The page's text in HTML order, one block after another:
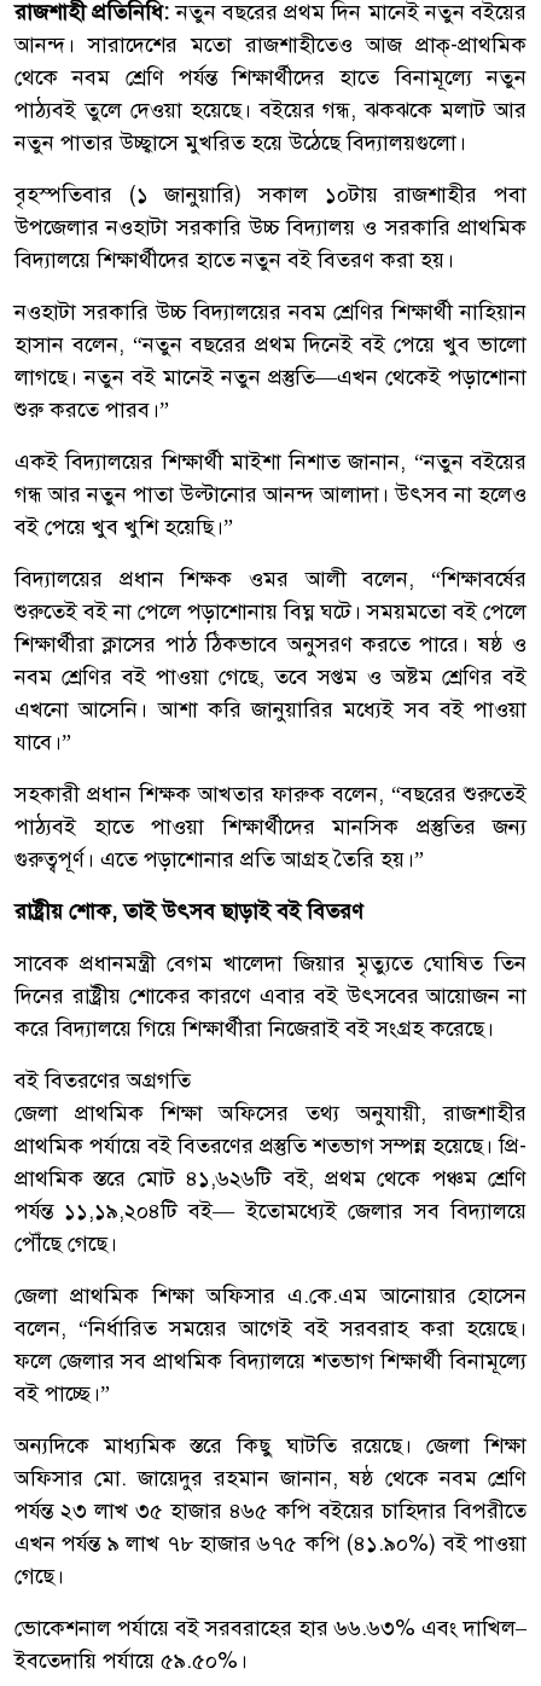
রাজশাহী প্রতিনিধি:নতুন বছরের প্রথম দিন মানেই নতুন বইয়ের
আনন্দ। সারাদেশের মতো রাজশাহীতেও আজ প্রাক্‌-প্রাথমিক
থেকে নবম শ্রেণি পর্যন্ত শিক্ষার্থীদের হাতে বিনামূল্যে নতুন
পাঠ্যবই তুলে দেওয়া হয়েছে। বইয়ের গন্ধ, ঝকঝকে মলাট আর
নতুন পাতার উচ্ছ্বাসে মুখরিত হয়ে উঠেছে বিদ্যালয়গুলো।
বৃহস্পতিবার (১ জানুয়ারি) সকাল ১০টায় রাজশাহীর পবা
উপজেলার নওহাটা সরকারি উচ্চ বিদ্যালয় ও সরকারি প্রাথমিক
বিদ্যালয়ে শিক্ষার্থীদের হাতে নতুন বই বিতরণ করা হয়।
নওহাটা সরকারি উচ্চ বিদ্যালয়ের নবম শ্রেণির শিক্ষার্থী নাহিয়ান
হাসান বলেন, “নতুন বছরের প্রথম দিনেই বই পেয়ে খুব ভালো
লাগছে। নতুন বই মানেই নতুন প্রস্তুতি—এখন থেকেই পড়াশোনা
শুরু করতে পারব।”
একই বিদ্যালয়ের শিক্ষার্থী মাইশা নিশাত জানান, “নতুন বইয়ের
গন্ধ আর নতুন পাতা উল্টানোর আনন্দ আলাদা। উৎসব না হলেও
বই পেয়ে খুব খুশি হয়েছি।”
বিদ্যালয়ের প্রধান শিক্ষক ওমর আলী বলেন, “শিক্ষাবর্ষের
শুরুতেই বই না পেলে পড়াশোনায় বিঘ্ন ঘটে। সময়মতো বই পেলে
শিক্ষার্থীরা ক্লাসের পাঠ ঠিকভাবে অনুসরণ করতে পারে। ষষ্ঠ ও
নবম শ্রেণির বই পাওয়া গেছে, তবে সপ্তম ও অষ্টম শ্রেণির বই
এখনো আসেনি। আশা করি জানুয়ারির মধ্যেই সব বই পাওয়া
যাবে।”
সহকারী প্রধান শিক্ষক আখতার ফারুক বলেন, “বছরের শুরুতেই
পাঠ্যবই হাতে পাওয়া শিক্ষার্থীদের মানসিক প্রস্তুতির জন্য
গুরুত্বপূর্ণ। এতে পড়াশোনার প্রতি আগ্রহ তৈরি হয়।”
রাষ্ট্রীয় শোক, তাই উৎসব ছাড়াই বই বিতরণ
সাবেক প্রধানমন্ত্রী বেগম খালেদা জিয়ার মৃত্যুতে ঘোষিত তিন
দিনের রাষ্ট্রীয় শোকের কারণে এবার বই উৎসবের আয়োজন না
করে বিদ্যালয়ে গিয়ে শিক্ষার্থীরা নিজেরাই বই সংগ্রহ করেছে।
বই বিতরণের অগ্রগতি
জেলা প্রাথমিক শিক্ষা অফিসের তথ্য অনুযায়ী, রাজশাহীর
প্রাথমিক পর্যায়ে বই বিতরণের প্রস্তুতি শতভাগ সম্পন্ন হয়েছে। প্রি-
প্রাথমিক স্তরে মোট ৪১,৬২৬টি বই, প্রথম থেকে পঞ্চম শ্রেণি
পর্যন্ত ১১,১৯,২০৪টি বই— ইতোমধ্যেই জেলার সব বিদ্যালয়ে
পৌঁছে গেছে।
জেলা প্রাথমিক শিক্ষা অফিসার এ.কে.এম আনোয়ার হোসেন
বলেন, “নির্ধারিত সময়ের আগেই বই সরবরাহ করা হয়েছে।
ফলে জেলার সব প্রাথমিক বিদ্যালয়ে শতভাগ শিক্ষার্থী বিনামূল্যে
বই পাচ্ছে।”
অন্যদিকে মাধ্যমিক স্তরে কিছু ঘাটতি রয়েছে। জেলা শিক্ষা
অফিসার মো. জায়েদুর রহমান জানান, ষষ্ঠ থেকে নবম শ্রেণি
পর্যন্ত ২৩ লাখ ৩৫ হাজার ৪৬৫ কপি বইয়ের চাহিদার বিপরীতে
এখন পর্যন্ত ৯ লাখ ৭৮ হাজার ৬৭৫ কপি (৪১.৯০%) বই পাওয়া
গেছে।
ভোকেশনাল পর্যায়ে বই সরবরাহের হার ৬৬.৬৩% এবং দাখিল–
ইবতেদায়ি পর্যায়ে ৫৯.৫০%।